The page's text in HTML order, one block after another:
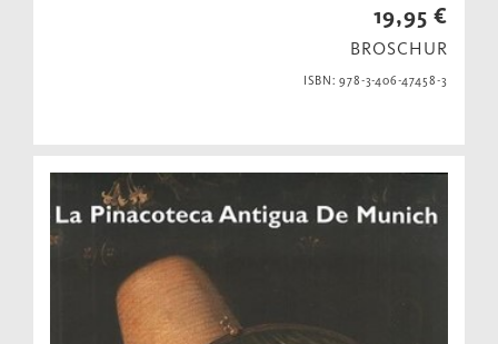
19,95 €
BROSCHUR
ISBN: 978-3-406-47458-3